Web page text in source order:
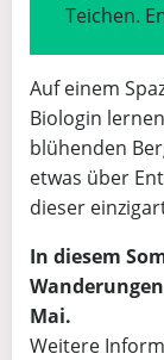
Teichen.
Auf einem
Biologin
blühenden
etwas über
dieser
In diesem
Mai.
Weitere